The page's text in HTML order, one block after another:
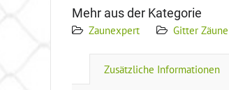
Mehr aus der Kategorie
Zaunexpert Gitter
Zusätzliche Informationen